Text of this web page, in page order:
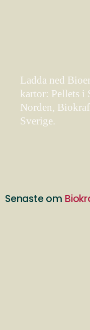
Ladda ned
kartor: Pellets i
Norden,
Sverige.
Senaste om